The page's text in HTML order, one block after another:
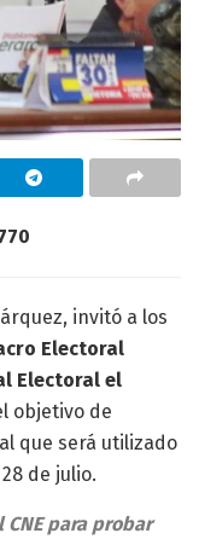
invitó a los
Electoral
Electoral el
objetivo de
que será utilizado
de julio.
CNE para probar